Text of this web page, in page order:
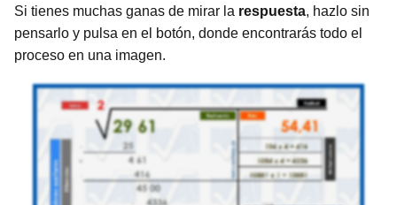
Si tienes muchas ganas de mirar la respuesta, hazlo sin
pensarlo y pulsa en el botón, donde encontrarás todo el
proceso en una imagen.